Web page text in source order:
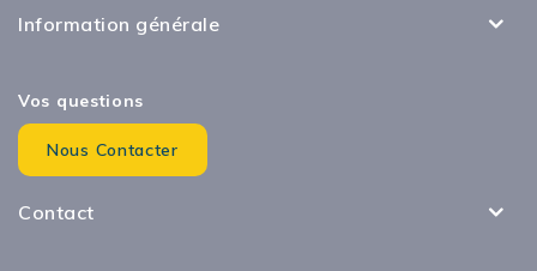
Information générale
Vos questions
Nous Contacter
Contact